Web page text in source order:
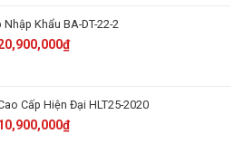
20,900,000₫.
Khẩu BA-DT-22-2
23,900,000₫.
₫Current
Cấp Hiện Đại HLT25-2020
₫Current